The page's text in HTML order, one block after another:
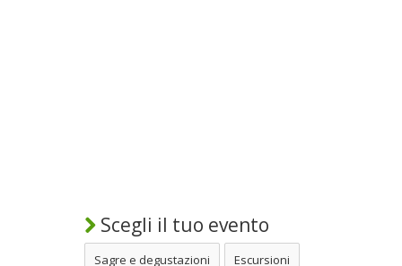
Scegli il tuo evento
Sagre e degustazioni Escursioni